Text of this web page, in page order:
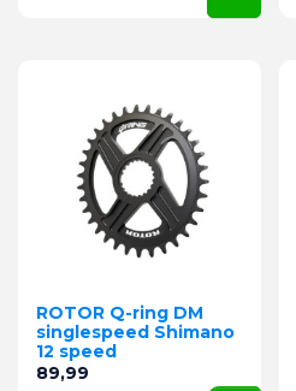
ROTOR Q-ring DM
singlespeed Shimano
12 speed
Preis
89,99